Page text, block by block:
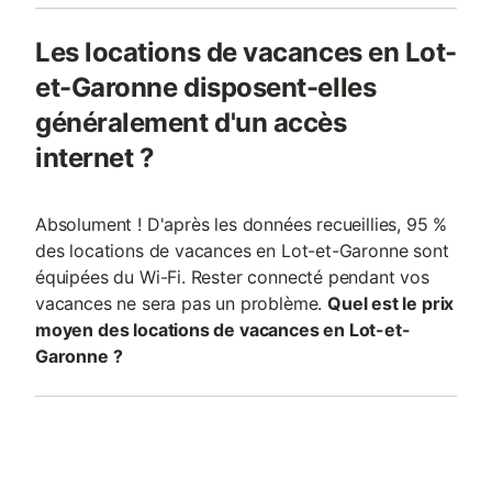
Les locations de vacances en Lot-
et-Garonne disposent-elles
généralement d'un accès
internet ?
Absolument ! D'après les données recueillies, 95 %
des locations de vacances en Lot-et-Garonne sont
équipées du Wi-Fi. Rester connecté pendant vos
vacances ne sera pas un problème.Quel est le prix
moyen des locations de vacances en Lot-et-
Garonne ?